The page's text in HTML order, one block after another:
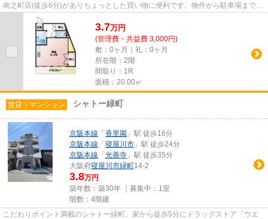
南之町店(徒歩6分)がありちょっとした買い物に便利です。物件から駐車場までの
距離は150mです。物件の近く...
3.7万円
(管理費・共益費 3,000円)
敷：0ヶ月｜礼：0ヶ月
所在階：2階
間取り：1R
面積：20.00㎡
賃貸｜マンション シャトー緑町
京阪本線 「 香里園 」駅 徒歩16分
京阪本線 「 寝屋川市 」駅 徒歩24分
京阪本線 「 光善寺 」駅 徒歩35分
大阪府寝屋川市緑町14-2
3.8万円
築年数：築30年 ｜募集中： 1室
階数：4階建
こだわりポイント満載のシャトー緑町。家から徒歩5分にドラッグストア「ウエ